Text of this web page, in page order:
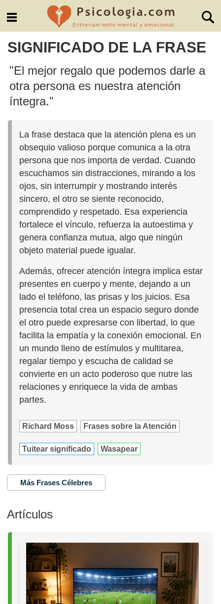
SIGNIFICADO DE LA FRASE
"El mejor regalo que podemos darle a
otra persona es nuestra atención
íntegra."
La frase destaca que la atención plena es un
obsequio valioso porque comunica a la otra
persona que nos importa de verdad. Cuando
escuchamos sin distracciones, mirando a los
ojos, sin interrumpir y mostrando interés
sincero, el otro se siente reconocido,
comprendido y respetado. Esa experiencia
fortalece el vínculo, refuerza la autoestima y
genera confianza mutua, algo que ningún
objeto material puede igualar.
Además, ofrecer atención íntegra implica estar
presentes en cuerpo y mente, dejando a un
lado el teléfono, las prisas y los juicios. Esa
presencia total crea un espacio seguro donde
el otro puede expresarse con libertad, lo que
facilita la empatía y la conexión emocional. En
un mundo lleno de estímulos y multitarea,
regalar tiempo y escucha de calidad se
convierte en un acto poderoso que nutre las
relaciones y enriquece la vida de ambas
partes.
Richard Moss Frases sobre la Atención
Tuitear significado Wasapear
Más Frases Célebres
Artículos